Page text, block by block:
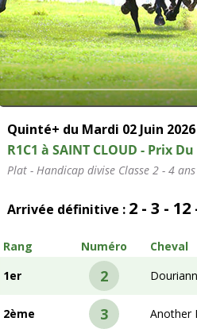
Quinté+ du Mardi 02 Juin 2026
R1C1 à SAINT CLOUD - Prix
Plat - Handicap divise Classe 2 - 4
Arrivée définitive : 2 - 3 - 12
Rang Numéro Cheval
1er
2 Douriann
2ème 3 Another